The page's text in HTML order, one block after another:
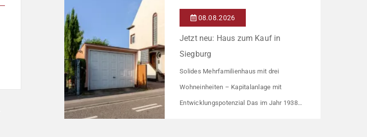
08.08.2026
Jetzt neu: Haus zum Kauf in
Siegburg
Solides Mehrfamilienhaus mit drei
Wohneinheiten – Kapitalanlage mit
Entwicklungspotenzial Das im Jahr 1938